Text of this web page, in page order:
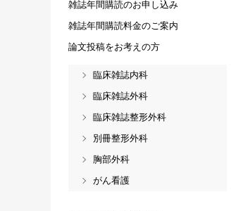
雑誌年間購読のお申し込み
雑誌年間購読料金のご案内
論文投稿をお考えの方
臨床雑誌内科
臨床雑誌外科
臨床雑誌整形外科
別冊整形外科
胸部外科
がん看護